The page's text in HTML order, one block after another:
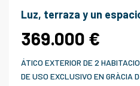
Luz, terraza y un
369.000 €
ÁTICO EXTERIOR DE 2
DE USO EXCLUSIVO EN GRÀCIA